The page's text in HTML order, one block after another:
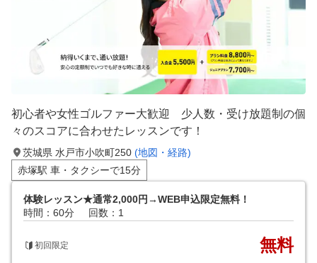
初心者や女性ゴルファー大歓迎 少人数・受け放題制の個
々のスコアに合わせたレッスンです！
茨城県 水戸市小吹町250 (地図・経路)
赤塚駅 車・タクシーで15分
体験レッスン★通常2,000円→WEB申込限定無料！
時間：60分
回数：1
初回限定 無料